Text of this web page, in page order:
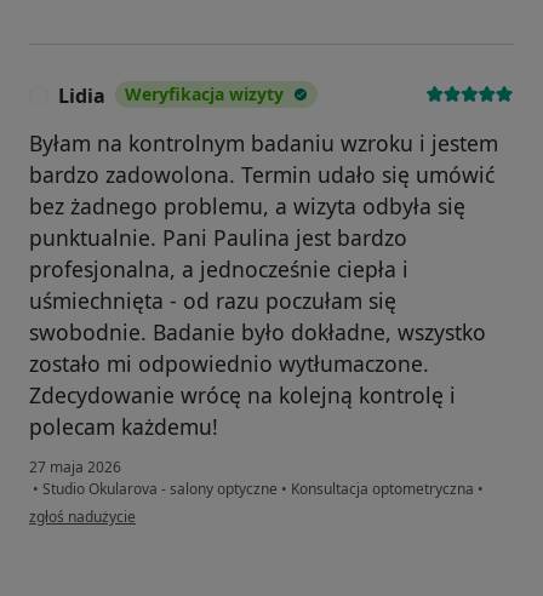
Lidia Weryfikacja wizyty
Byłam na kontrolnym badaniu wzroku i jestem
bardzo zadowolona. Termin udało się umówić
bez żadnego problemu, a wizyta odbyła się
punktualnie. Pani Paulina jest bardzo
profesjonalna, a jednocześnie ciepła i
uśmiechnięta - od razu poczułam się
swobodnie. Badanie było dokładne, wszystko
zostało mi odpowiednio wytłumaczone.
Zdecydowanie wrócę na kolejną kontrolę i
polecam każdemu!
27 maja 2026
• Studio Okularova - salony optyczne • Konsultacja optometryczna •
w opinii użytkownika Lidia
zgłoś nadużycie